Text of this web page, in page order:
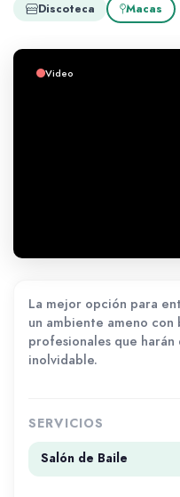
Discoteca Macas
Video
La mejor opción para
un ambiente ameno con
profesionales que
inolvidable.
SERVICIOS
Salón de Baile